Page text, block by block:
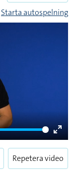
Starta autospelning
Enter
Repetera video